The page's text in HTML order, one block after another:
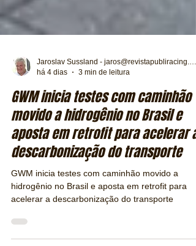
há 4 dias
3 min de leitura
GWM inicia testes com caminhão
movido a hidrogênio no Brasil e
aposta em retrofit para acelerar a
descarbonização do transporte
GWM inicia testes com caminhão movido a
hidrogênio no Brasil e aposta em retrofit para